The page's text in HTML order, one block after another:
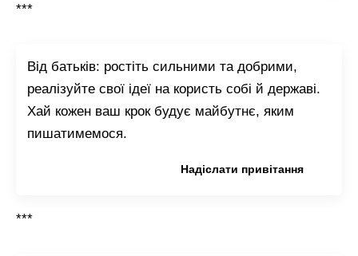
***
Від батьків: ростіть сильними та добрими,
реалізуйте свої ідеї на користь собі й державі.
Хай кожен ваш крок будує майбутнє, яким
пишатимемося.
Надіслати привітання
***